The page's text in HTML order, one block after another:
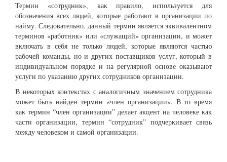
Термин «сотрудник», как правило, используется для
обозначения всех людей, которые работают в организации по
найму. Следовательно, данный термин является эквивалентном
терминов «работник» или «служащий» организации, и может
включать в себя не только людей, которые являются частью
рабочей команды, но и других поставщиков услуг, который в
индивидуальном порядке и на регулярной основе оказывают
услуги по указанию других сотрудников организации.
В некоторых контекстах с аналогичным значением сотрудника
может быть найден термин «член организации». В то время
как термин “член организации” делает акцент на человеке как
части организации, термин “сотрудник” подчеркивает связь
между человеком и самой организации.